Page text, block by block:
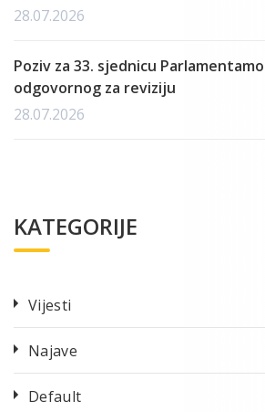
28.07.2026
Poziv za 33. sjednicu
odgovornog za reviziju
28.07.2026
KATEGORIJE
Vijesti
Najave
Default